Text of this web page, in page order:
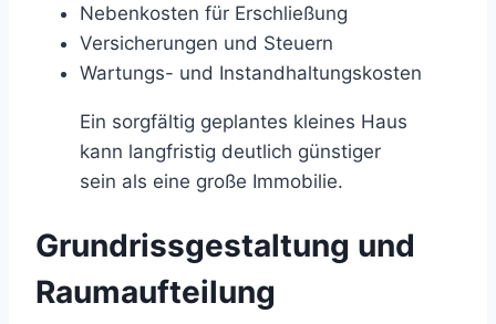
Nebenkosten für Erschließung
Versicherungen und Steuern
Wartungs- und Instandhaltungskosten
Ein sorgfältig geplantes kleines Haus
kann langfristig deutlich günstiger
sein als eine große Immobilie.
Grundrissgestaltung und
Raumaufteilung